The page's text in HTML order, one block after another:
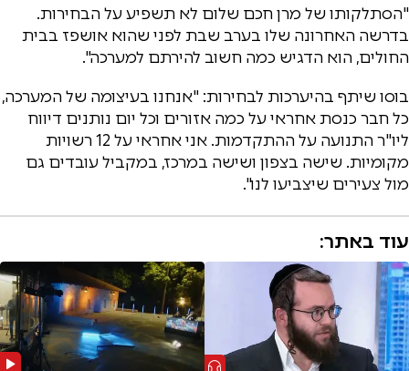
"הסתלקותו של מרן חכם שלום לא תשפיע על הבחירות.
בדרשה האחרונה שלו בערב שבת לפני שהוא אושפז בבית
החולים, הוא הדגיש כמה חשוב להירתם למערכה".
בוסו שיתף בהיערכות לבחירות: "אנחנו בעיצומה של המערכה,
כל חבר כנסת אחראי על כמה אזורים וכל יום נותנים דיווח
ליו"ר התנועה על ההתקדמות. אני אחראי על 12 רשויות
מקומיות. שישה בצפון ושישה במרכז, במקביל עובדים גם
מול צעירים שיצביעו לנו".
עוד באתר: